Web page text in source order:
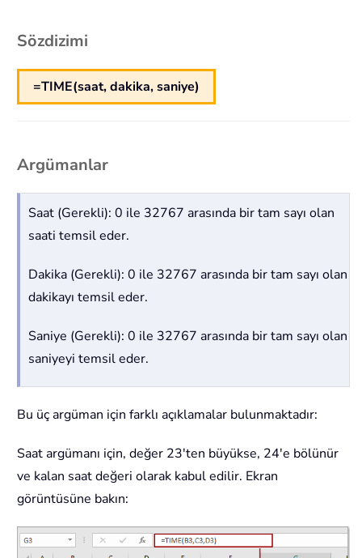
Sözdizimi
=TIME(saat, dakika, saniye)
Argümanlar
Saat (Gerekli): 0 ile 32767 arasında bir tam sayı olan
saati temsil eder.
Dakika (Gerekli): 0 ile 32767 arasında bir tam sayı olan
dakikayı temsil eder.
Saniye (Gerekli): 0 ile 32767 arasında bir tam sayı olan
saniyeyi temsil eder.
Bu üç argüman için farklı açıklamalar bulunmaktadır:
Saat argümanı için, değer 23'ten büyükse, 24'e bölünür
ve kalan saat değeri olarak kabul edilir. Ekran
görüntüsüne bakın: